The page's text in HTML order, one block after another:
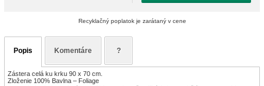
Recyklačný poplatok je zarátaný v cene
Popis Komentáre ?
Zástera celá ku krku 90 x 70 cm.
Zloženie 100% Bavlna – Foliage